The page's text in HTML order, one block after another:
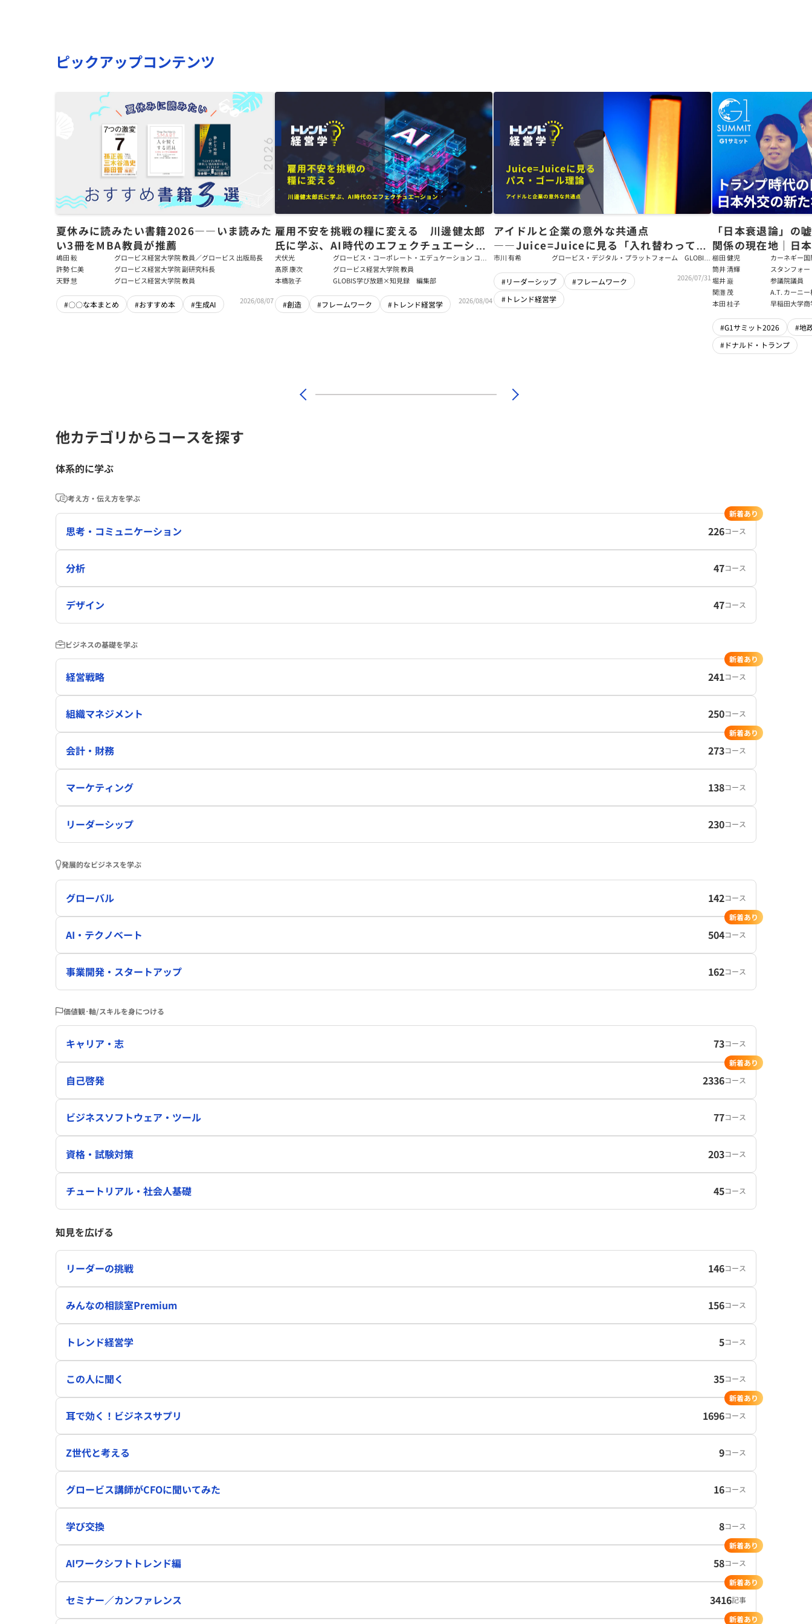
ピックアップコンテンツ
夏休みに読みたい書籍2026――いま読みた
い3冊をMBA教員が推薦
嶋田 毅
グロービス経営大学院 教員／グロービス 出版局長
許勢 仁美
グロービス経営大学院 副研究科長
天野 慧
グロービス経営大学院 教員
#〇〇な本まとめ #おすすめ本 #生成AI 2026/08/07
雇用不安を挑戦の糧に変える 川邊健太郎
氏に学ぶ、AI時代のエフェクチュエーショ
ン
犬伏光
グロービス・コーポレート・エデュケーション コー
ポレート・ソリューション・チーム コンサルタント
髙原 康次
グロービス経営大学院 教員
本橋敦子
GLOBIS学び放題×知見録 編集部
#創造 #フレームワーク #トレンド経営学 2026/08/04
アイドルと企業の意外な共通点
――Juice=Juiceに見る「入れ替わっても
強いチーム」をつくるパス・ゴール理論
市川 有希
グロービス・デジタル・プラットフォーム GLOBIS
#リーダーシップ
#フレームワーク
#トレンド経営学
2026/07/31
「日本衰退論」の
関係の現在地｜日
戦略【櫛田健児×
輝】
櫛田 健児
カーネギー
ラムディレ
筒井 清輝
スタンフォ
大学アジア
フェロー
堀井 巌
参議院議員
関灘 茂
A.T. カーニ
本法人会長
本田 桂子 早稲田大学
#G1サミット2026
#地
#ドナルド・トランプ
他カテゴリからコースを探す
体系的に学ぶ
考え方・伝え方を学ぶ
思考・コミュニケーション 226コース
新着あり
分析 47コース
デザイン 47コース
ビジネスの基礎を学ぶ
経営戦略 241コース
新着あり
組織マネジメント 250コース
会計・財務 273コース
新着あり
マーケティング 138コース
リーダーシップ 230コース
発展的なビジネスを学ぶ
グローバル 142コース
AI・テクノベート 504コース
新着あり
事業開発・スタートアップ 162コース
価値観･軸/スキルを身につける
キャリア・志 73コース
自己啓発 2336コース
新着あり
ビジネスソフトウェア・ツール 77コース
資格・試験対策 203コース
チュートリアル・社会人基礎 45コース
知見を広げる
リーダーの挑戦 146コース
みんなの相談室Premium 156コース
トレンド経営学 5コース
この人に聞く 35コース
耳で効く！ビジネスサプリ 1696コース
新着あり
Z世代と考える 9コース
グロービス講師がCFOに聞いてみた 16コース
学び交換 8コース
AIワークシフトトレンド編 58コース
新着あり
セミナー／カンファレンス 3416記事
新着あり
新着あり